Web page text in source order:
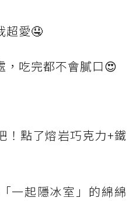
超愛🤤
，吃完都不會膩口😍
！點了熔岩巧克力+鐵
一起隱冰室」的綿綿